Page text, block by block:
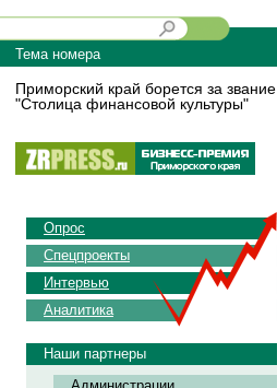
Тема номера
Приморский край борется за звание
"Столица финансовой культуры"
Опрос
Спецпроекты
Интервью
Аналитика
Наши партнеры